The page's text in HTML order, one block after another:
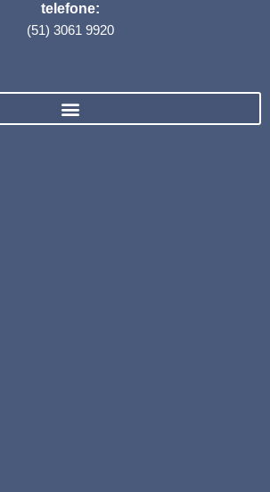
telefone:
(51) 3061 9920